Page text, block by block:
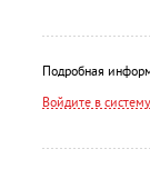
Подробная
Войдите в систему